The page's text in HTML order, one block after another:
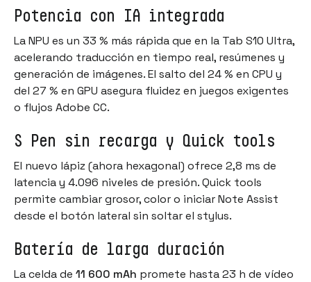
Potencia con IA integrada
La NPU es un 33 % más rápida que en la Tab S10 Ultra,
acelerando traducción en tiempo real, resúmenes y
generación de imágenes. El salto del 24 % en CPU y
del 27 % en GPU asegura fluidez en juegos exigentes
o flujos Adobe CC.
S Pen sin recarga y Quick tools
El nuevo lápiz (ahora hexagonal) ofrece 2,8 ms de
latencia y 4.096 niveles de presión. Quick tools
permite cambiar grosor, color o iniciar Note Assist
desde el botón lateral sin soltar el stylus.
Batería de larga duración
La celda de 11 600 mAh promete hasta 23 h de vídeo